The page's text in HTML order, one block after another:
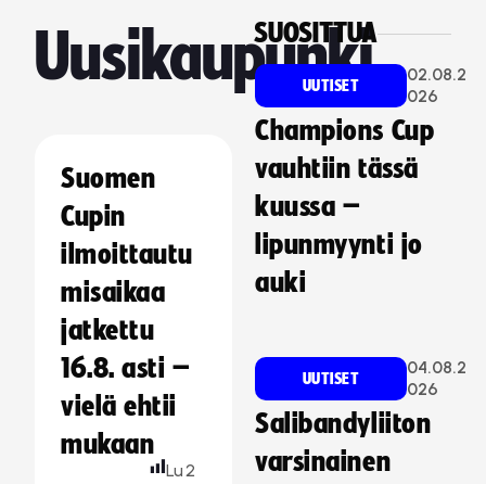
Uusikaupunki
Suomen
Cupin
ilmoittautu
misaikaa
jatkettu
16.8. asti –
vielä ehtii
mukaan
Lu2
SUOSITTUA
UUTISET
02.08.2
026
Champions Cup
vauhtiin tässä
kuussa –
lipunmyynti jo
auki
UUTISET
04.08.2
026
Salibandyliiton
varsinainen